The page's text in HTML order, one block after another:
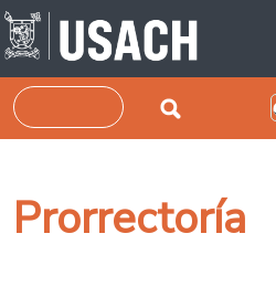
Skip to main content
Search
Prorrectoría